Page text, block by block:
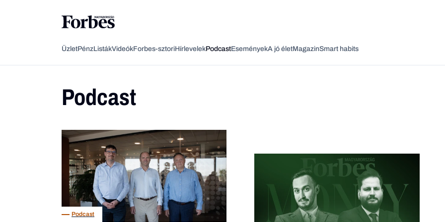
Vagy fedezze fel a következő témákat
Pénz Zöld Legyél jobb!
ÜzletPénzListákVideókForbes-sztoriHírlevelekPodcastEseményekA jó életMagazinSmart habits
Podcast
Podcast